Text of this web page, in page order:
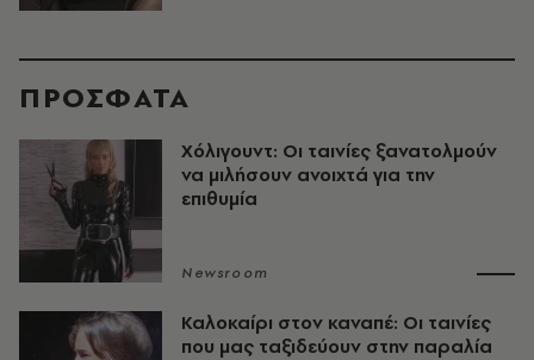
ΠΡΟΣΦΑΤΑ
Χόλιγουντ: Οι ταινίες ξανατολμούν
να μιλήσουν ανοιχτά για την
επιθυμία
Newsroom
Καλοκαίρι στον καναπέ: Οι ταινίες
που μας ταξιδεύουν στην παραλία